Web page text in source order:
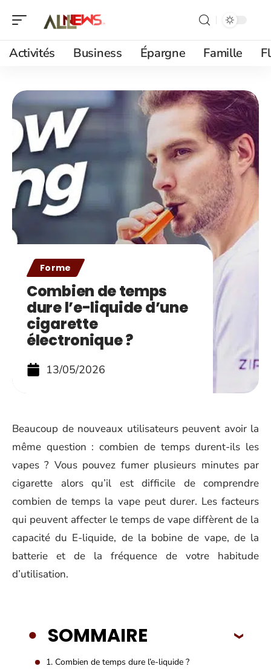
Activités Business Épargne Famille
Forme
Combien de temps
dure l’e-liquide d’une
cigarette
électronique ?
13/05/2026
Beaucoup de nouveaux utilisateurs peuvent avoir la
même question : combien de temps durent-ils les
vapes ? Vous pouvez fumer plusieurs minutes par
cigarette alors qu’il est difficile de comprendre
combien de temps la vape peut durer. Les facteurs
qui peuvent affecter le temps de vape diffèrent de la
capacité du E-liquide, de la bobine de vape, de la
batterie et de la fréquence de votre habitude
d’utilisation.
SOMMAIRE
1. Combien de temps dure l’e-liquide ?